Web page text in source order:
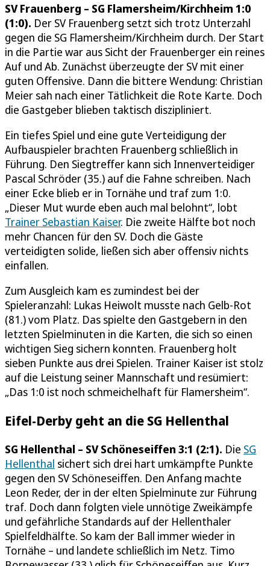
SV Frauenberg – SG Flamersheim/Kirchheim 1:0
(1:0). Der SV Frauenberg setzt sich trotz Unterzahl
gegen die SG Flamersheim/Kirchheim durch. Der Start
in die Partie war aus Sicht der Frauenberger ein reines
Auf und Ab. Zunächst überzeugte der SV mit einer
guten Offensive. Dann die bittere Wendung: Christian
Meier sah nach einer Tätlichkeit die Rote Karte. Doch
die Gastgeber blieben taktisch diszipliniert.
Ein tiefes Spiel und eine gute Verteidigung der
Aufbauspieler brachten Frauenberg schließlich in
Führung. Den Siegtreffer kann sich Innenverteidiger
Pascal Schröder (35.) auf die Fahne schreiben. Nach
einer Ecke blieb er in Tornähe und traf zum 1:0.
„Dieser Mut wurde eben auch mal belohnt“, lobt
Trainer Sebastian Kaiser. Die zweite Hälfte bot noch
mehr Chancen für den SV. Doch die Gäste
verteidigten solide, ließen sich aber offensiv nichts
einfallen.
Zum Ausgleich kam es zumindest bei der
Spieleranzahl: Lukas Heiwolt musste nach Gelb-Rot
(81.) vom Platz. Das spielte den Gastgebern in den
letzten Spielminuten in die Karten, die sich so einen
wichtigen Sieg sichern konnten. Frauenberg holt
sieben Punkte aus drei Spielen. Trainer Kaiser ist stolz
auf die Leistung seiner Mannschaft und resümiert:
„Das 1:0 ist noch schmeichelhaft für Flamersheim“.
Eifel-Derby geht an die SG Hellenthal
SG Hellenthal – SV Schöneseiffen 3:1 (2:1). Die SG
Hellenthal sichert sich drei hart umkämpfte Punkte
gegen den SV Schöneseiffen. Den Anfang machte
Leon Reder, der in der elten Spielminute zur Führung
traf. Doch dann folgten viele unnötige Zweikämpfe
und gefährliche Standards auf der Hellenthaler
Spielfeldhälfte. So kam der Ball immer wieder in
Tornähe – und landete schließlich im Netz. Timo